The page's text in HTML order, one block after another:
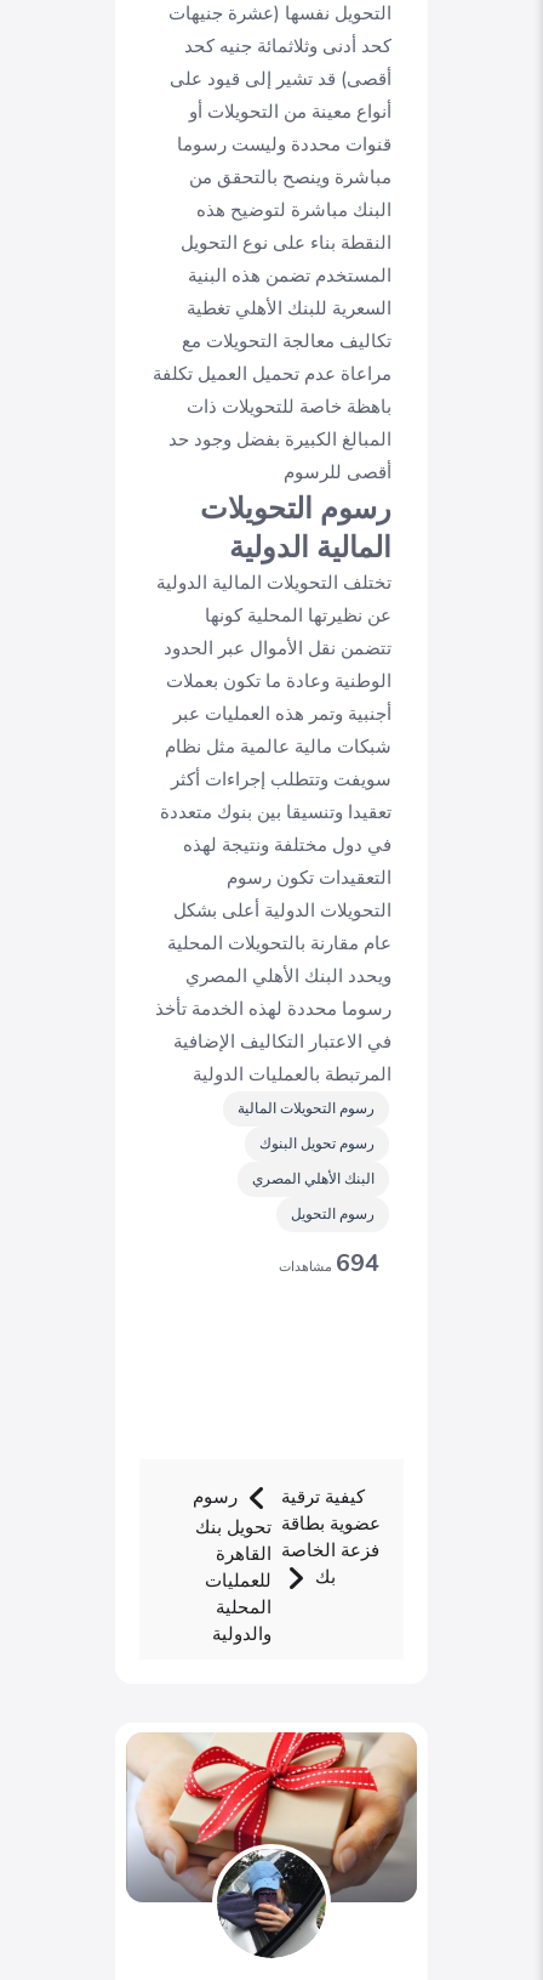
التحويل نفسها (عشرة جنيهات
كحد أدنى وثلاثمائة جنيه كحد
أقصى) قد تشير إلى قيود على
أنواع معينة من التحويلات أو
قنوات محددة وليست رسوما
مباشرة وينصح بالتحقق من
البنك مباشرة لتوضيح هذه
النقطة بناء على نوع التحويل
المستخدم تضمن هذه البنية
السعرية للبنك الأهلي تغطية
تكاليف معالجة التحويلات مع
مراعاة عدم تحميل العميل تكلفة
باهظة خاصة للتحويلات ذات
المبالغ الكبيرة بفضل وجود حد
أقصى للرسوم
رسوم التحويلات
المالية الدولية
تختلف التحويلات المالية الدولية
عن نظيرتها المحلية كونها
تتضمن نقل الأموال عبر الحدود
الوطنية وعادة ما تكون بعملات
أجنبية وتمر هذه العمليات عبر
شبكات مالية عالمية مثل نظام
سويفت وتتطلب إجراءات أكثر
تعقيدا وتنسيقا بين بنوك متعددة
في دول مختلفة ونتيجة لهذه
التعقيدات تكون رسوم
التحويلات الدولية أعلى بشكل
عام مقارنة بالتحويلات المحلية
ويحدد البنك الأهلي المصري
رسوما محددة لهذه الخدمة تأخذ
في الاعتبار التكاليف الإضافية
المرتبطة بالعمليات الدولية
رسوم التحويلات المالية
رسوم تحويل البنوك
البنك الأهلي المصري
رسوم التحويل
694 مشاهدات
رسوم
تحويل بنك
القاهرة
للعمليات
المحلية
والدولية
كيفية ترقية
عضوية بطاقة
فزعة الخاصة
بك